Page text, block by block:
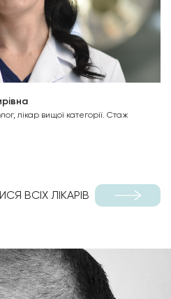
лікар вищої категорії. Стаж
ВСІХ ЛІКАРІВ